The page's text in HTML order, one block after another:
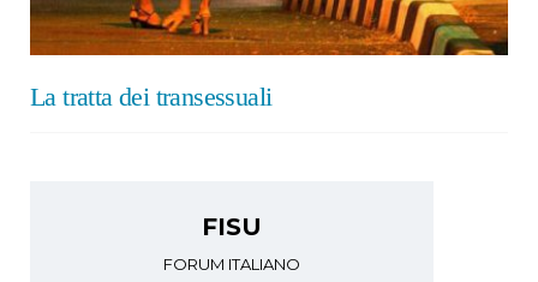
La tratta dei transessuali
FISU
FORUM ITALIANO